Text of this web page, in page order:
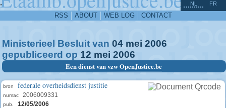
-
RSS ABOUT WEB LOG CONTACT
NL FR
Ministerieel Besluit van 04 mei 2006
gepubliceerd op 12 mei 2006
Een dienst van vzw OpenJustice.be
bron federale overheidsdienst justitie
numac 2006009331
pub. 12/05/2006
^